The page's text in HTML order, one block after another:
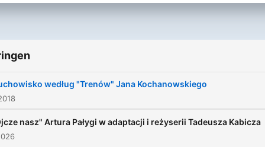
według "Trenów" Jana Kochanowskiego
nasz" Artura Pałygi w adaptacji i reżyserii Tadeusza Kabicza